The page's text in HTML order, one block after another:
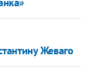
Жеваго